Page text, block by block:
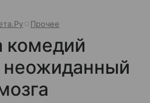
Прочее
комедий